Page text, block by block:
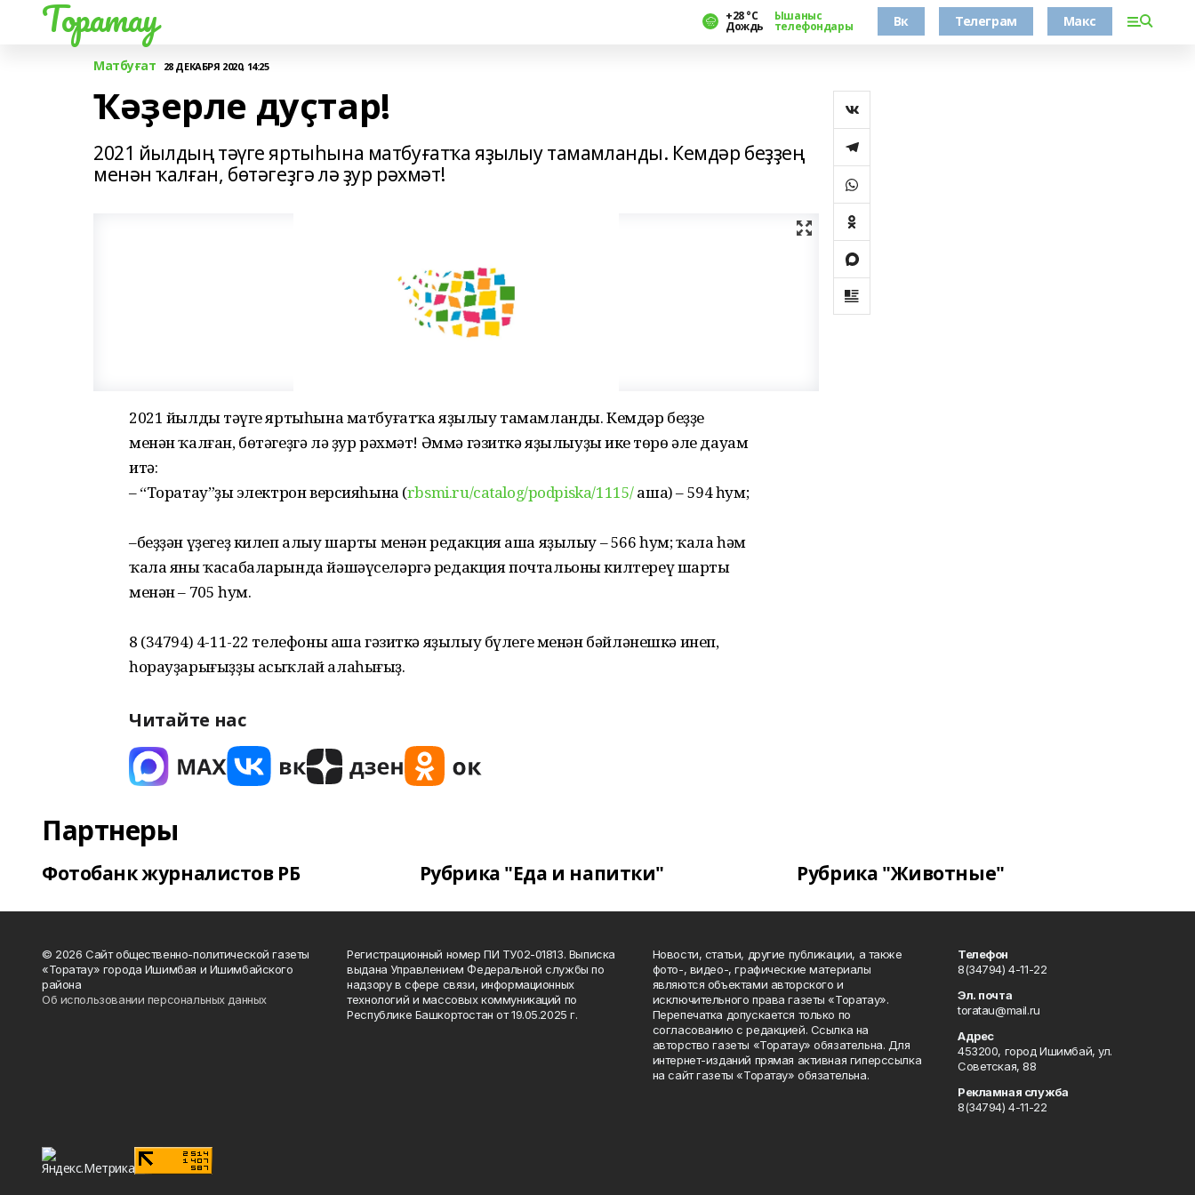
Торатау +28 °С
Дождь
Ышаныс
телефондары Вк Телеграм Макс
Матбуғат 28 ДЕКАБРЯ 2020, 14:25
Ҡәҙерле дуҫтар!
2021 йылдың тәүге яртыһына матбуғатҡа яҙылыу тамамланды. Кемдәр беҙҙең
менән ҡалған, бөтәгеҙгә лә ҙур рәхмәт!
2021 йылдың тәүге яртыһына матбуғатҡа яҙылыу тамамланды. Кемдәр беҙҙең
менән ҡалған, бөтәгеҙгә лә ҙур рәхмәт! Әммә гәзиткә яҙылыуҙың ике төрө әле дауам
итә:
– “Торатау”ҙың электрон версияһына (rbsmi.ru/catalog/podpiska/1115/аша) – 594 һум;
–беҙҙән үҙегеҙ килеп алыу шарты менән редакция аша яҙылыу – 566 һум; ҡала һәм
ҡала яны ҡасабаларында йәшәүселәргә редакция почтальоны килтереү шарты
менән – 705 һум.
8 (34794) 4-11-22 телефоны аша гәзиткә яҙылыу бүлеге менән бәйләнешкә инеп,
һорауҙарығыҙҙы асыҡлай алаһығыҙ.
Читайте нас
Партнеры
Фотобанк журналистов РБ Рубрика "Еда и напитки" Рубрика "Животные"
© 2026 Сайт общественно-политической газеты
«Торатау» города Ишимбая и Ишимбайского
района
Об использовании персональных данных
Регистрационный номер ПИ ТУ02-01813. Выписка
выдана Управлением Федеральной службы по
надзору в сфере связи, информационных
технологий и массовых коммуникаций по
Республике Башкортостан от 19.05.2025 г.
Новости, статьи, другие публикации, а также
фото-, видео-, графические материалы
являются объектами авторского и
исключительного права газеты «Торатау».
Перепечатка допускается только по
согласованию с редакцией. Ссылка на
авторство газеты «Торатау» обязательна. Для
интернет-изданий прямая активная гиперссылка
на сайт газеты «Торатау» обязательна.
Телефон
8(34794) 4-11-22
Эл. почта
toratau@mail.ru
Адрес
453200, город Ишимбай, ул.
Советская, 88
Рекламная служба
8(34794) 4-11-22